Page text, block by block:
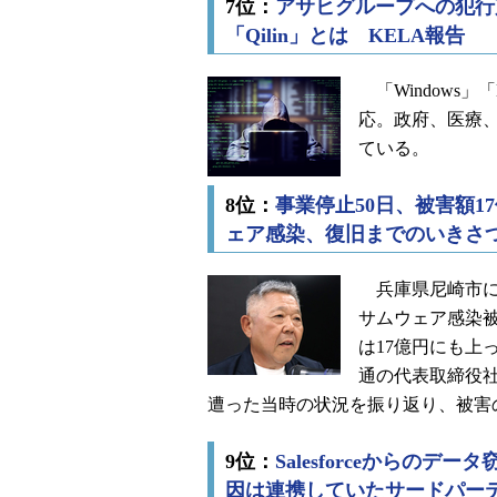
7位： アサヒグループへの犯
「Qilin」とは KELA報告
「Windows」
応。政府、医療
ている。
8位： 事業停止50日、被害額
ェア感染、復旧までのいきさ
兵庫県尼崎市
サムウェア感染
は17億円にも上
通の代表取締役
遭った当時の状況を振り返り、被
9位： Salesforceからのデー
因は連携していたサードパー